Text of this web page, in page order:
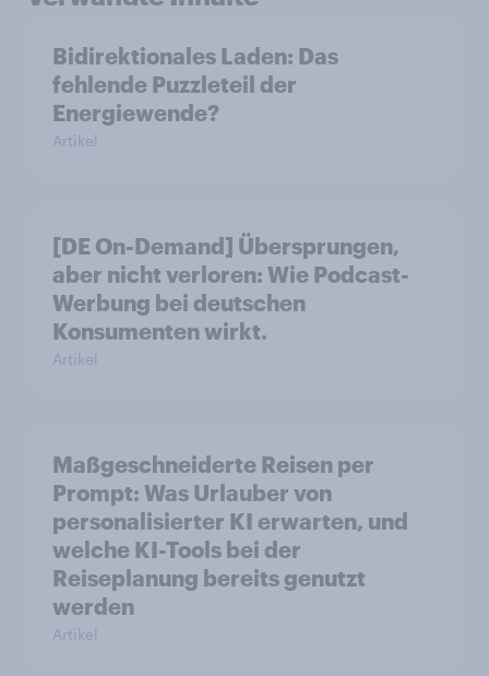
Bidirektionales Laden: Das
fehlende Puzzleteil der
Energiewende?
Artikel
[DE On-Demand] Übersprungen,
aber nicht verloren: Wie Podcast-
Werbung bei deutschen
Konsumenten wirkt.
Artikel
Maßgeschneiderte Reisen per
Prompt: Was Urlauber von
personalisierter KI erwarten, und
welche KI-Tools bei der
Reiseplanung bereits genutzt
werden
Artikel